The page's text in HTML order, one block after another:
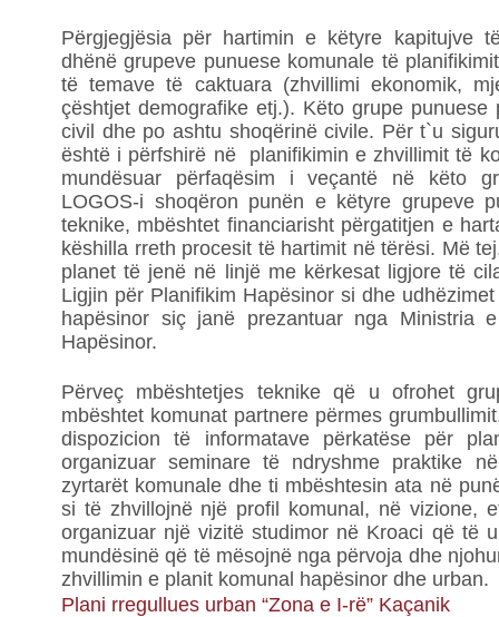
Përgjegjësia për hartimin e këtyre kapitujve
dhënë grupeve punuese komunale të
të temave të caktuara (zhvillimi ekonomik,
çështjet demografike etj.). Këto grupe punuese
civil dhe po ashtu shoqërinë civile. Për t`u
është i përfshirë në planifikimin e zhvillimit të
mundësuar përfaqësim i veçantë në këto
LOGOS-i shoqëron punën e këtyre grupeve
teknike, mbështet financiarisht përgatitjen e
këshilla rreth procesit të hartimit në tërësi. Më
planet të jenë në linjë me kërkesat ligjore të
Ligjin për Planifikim Hapësinor si dhe
hapësinor siç janë prezantuar nga Ministria
Hapësinor.
Përveç mbështetjes teknike që u ofrohet
mbështet komunat partnere përmes
dispozicion të informatave përkatëse për
organizuar seminare të ndryshme praktike
zyrtarët komunale dhe ti mbështesin ata në
si të zhvillojnë një profil komunal, në vizione,
organizuar një vizitë studimor në Kroaci që të
mundësinë që të mësojnë nga përvoja dhe
zhvillimin e planit komunal hapësinor dhe urban.
Plani rregullues urban “Zona e I-rë” Kaçanik